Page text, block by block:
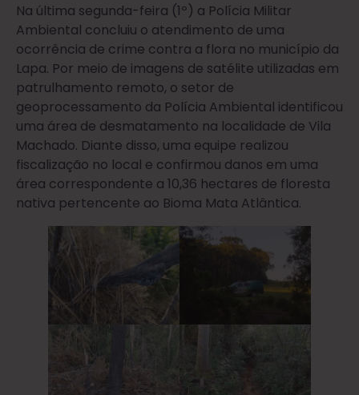
Na última segunda-feira (1º) a Polícia Militar
Ambiental concluiu o atendimento de uma
ocorrência de crime contra a flora no município da
Lapa. Por meio de imagens de satélite utilizadas em
patrulhamento remoto, o setor de
geoprocessamento da Polícia Ambiental identificou
uma área de desmatamento na localidade de Vila
Machado. Diante disso, uma equipe realizou
fiscalização no local e confirmou danos em uma
área correspondente a 10,36 hectares de floresta
nativa pertencente ao Bioma Mata Atlântica.